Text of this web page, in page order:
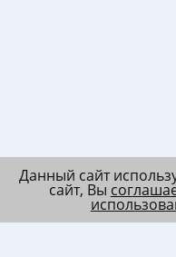
Данный сайт
сайт, Вы